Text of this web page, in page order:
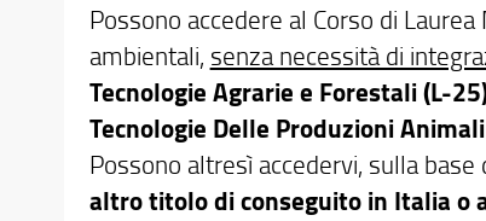
Possono accedere al Corso di
ambientali, senza necessità di
Tecnologie Agrarie e Forestali (L-
Tecnologie Delle Produzioni
Possono altresì accedervi, sulla
altro titolo di conseguito in Italia o